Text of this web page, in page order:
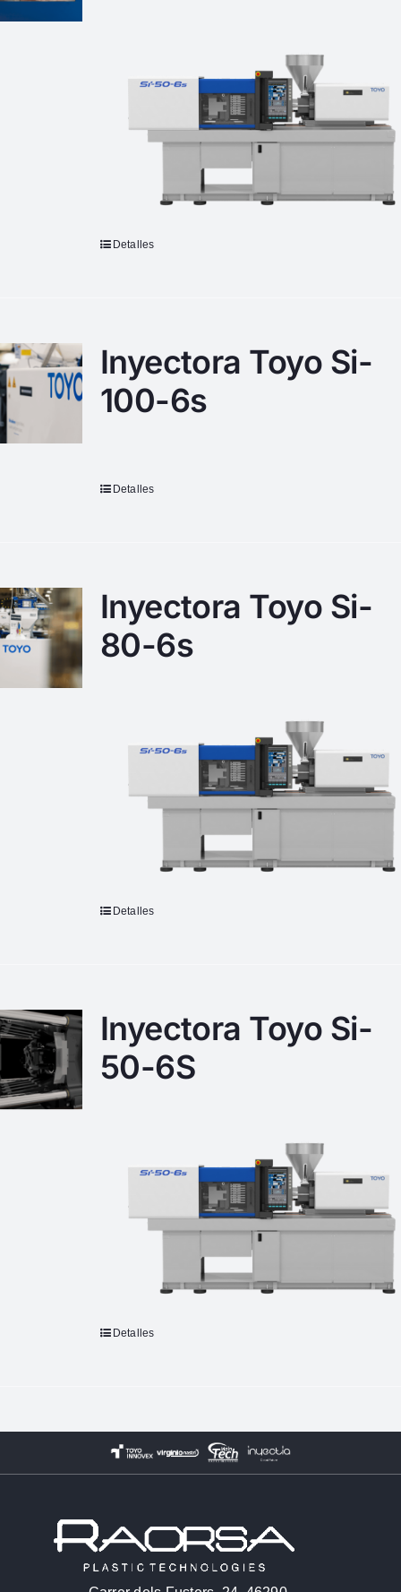
Detalles
Inyectora Toyo Si-
100-6s
Detalles
Inyectora Toyo Si-
80-6s
Detalles
Inyectora Toyo Si-
50-6S
Detalles